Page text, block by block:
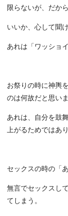
限らないが、だか
いいか、心して聞け
あれは「ワッショ
お祭りの時に神輿
のは何故だと思い
あれは、自分を鼓
上がるためではあ
セックスの時の「
無言でセックスし
てしまう。